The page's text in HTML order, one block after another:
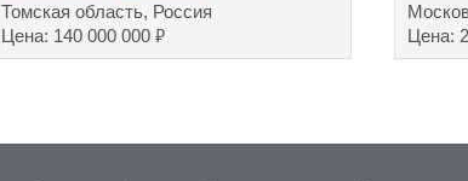
Томская область, Россия
Цена: 140 000 000₽
Цена: